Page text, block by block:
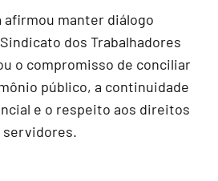
afirmou manter diálogo
dos Trabalhadores
o compromisso de conciliar
público, a continuidade
e o respeito aos direitos
servidores.